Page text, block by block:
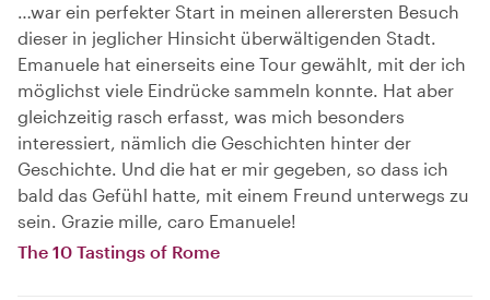
…war ein perfekter Start in meinen allerersten Besuch
dieser in jeglicher Hinsicht überwältigenden Stadt.
Emanuele hat einerseits eine Tour gewählt, mit der ich
möglichst viele Eindrücke sammeln konnte. Hat aber
gleichzeitig rasch erfasst, was mich besonders
interessiert, nämlich die Geschichten hinter der
Geschichte. Und die hat er mir gegeben, so dass ich
bald das Gefühl hatte, mit einem Freund unterwegs zu
sein. Grazie mille, caro Emanuele!
The 10 Tastings of Rome